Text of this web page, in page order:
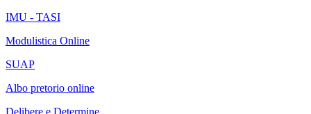
IMU - TASI
Modulistica Online
SUAP
Albo pretorio online
Delibere e Determine